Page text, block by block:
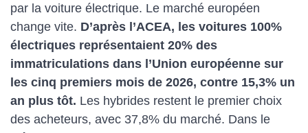
par la voiture électrique. Le marché européen
change vite. D’après l’ACEA, les voitures 100%
électriques représentaient 20% des
immatriculations dans l’Union européenne sur
les cinq premiers mois de 2026, contre 15,3% un
an plus tôt. Les hybrides restent le premier choix
des acheteurs, avec 37,8% du marché. Dans le